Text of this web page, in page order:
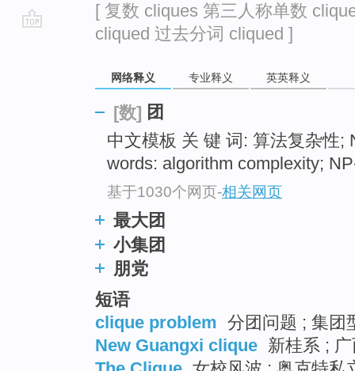
[ 复数 cliques 第三人称单数
cliqued 过去分词 cliqued ]
网络释义 专业释义 英英释义
[数] 团
中文模板 关 键 词: 算法复杂性;
words: algorithm complexity;
基于1030个网页-相关网页
最大团
小集团
朋党
短语
clique problem 分团问题 ; 集团
New Guangxi clique 新桂系 ;